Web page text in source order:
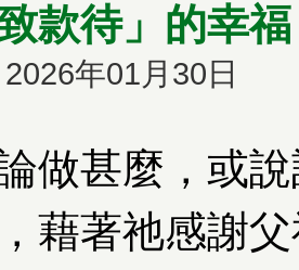
致款待」的幸福
年01月30日
論做甚麼，或
藉著祂感謝